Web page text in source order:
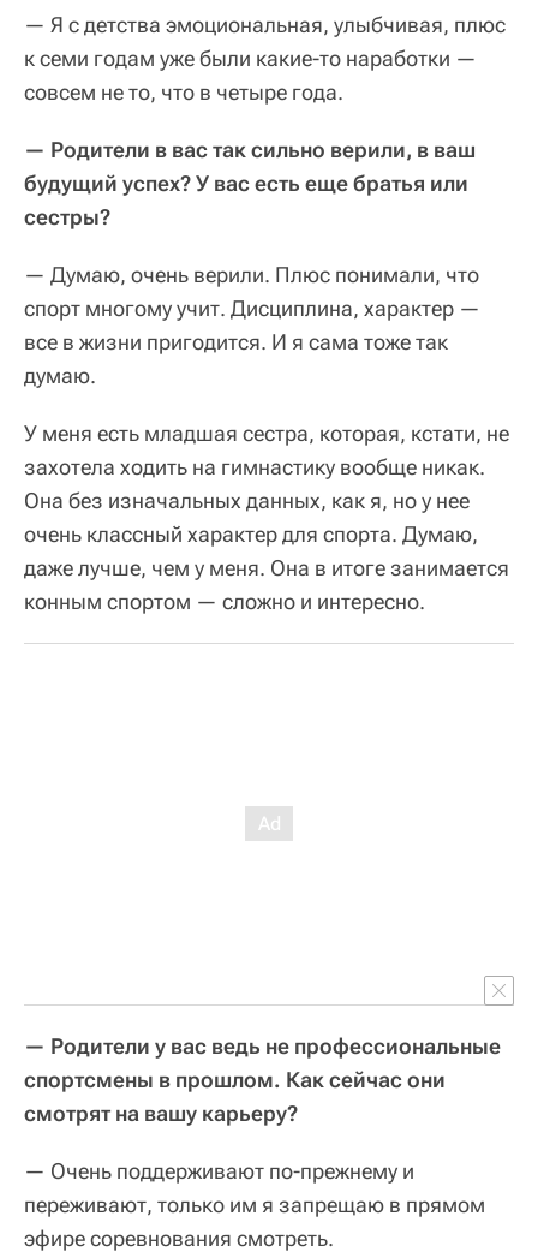
— Я с детства эмоциональная, улыбчивая, плюс
к семи годам уже были какие-то наработки —
совсем не то, что в четыре года.
— Родители в вас так сильно верили, в ваш
будущий успех? У вас есть еще братья или
сестры?
— Думаю, очень верили. Плюс понимали, что
спорт многому учит. Дисциплина, характер —
все в жизни пригодится. И я сама тоже так
думаю.
У меня есть младшая сестра, которая, кстати, не
захотела ходить на гимнастику вообще никак.
Она без изначальных данных, как я, но у нее
очень классный характер для спорта. Думаю,
даже лучше, чем у меня. Она в итоге занимается
конным спортом — сложно и интересно.
— Родители у вас ведь не профессиональные
спортсмены в прошлом. Как сейчас они
смотрят на вашу карьеру?
— Очень поддерживают по-прежнему и
переживают, только им я запрещаю в прямом
эфире соревнования смотреть.